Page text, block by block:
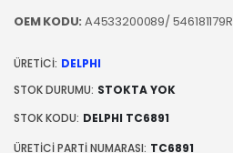
OEM KODU:A4533200089/ 546181179R
ÜRETICI: DELPHI
STOK DURUMU: STOKTA YOK
STOK KODU: DELPHI TC6891
ÜRETICI PARTI NUMARASI: TC6891